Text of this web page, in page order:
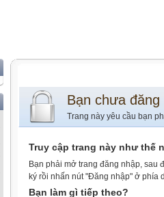
Bạn chưa đăng
Trang này yêu cầu bạn
Truy cập trang này như thế
Bạn phải mở trang đăng nhập, sau
ký rồi nhấn nút "Đăng nhập" ở phía
Bạn làm gì tiếp theo?